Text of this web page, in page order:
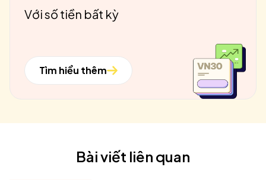
Với số tiền bất kỳ
Tìm hiểu thêm
Bài viết liên quan